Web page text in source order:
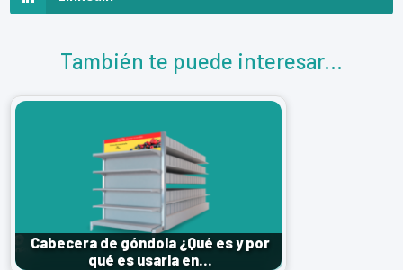
También te puede interesar...
Cabecera de góndola ¿Qué es y por
qué es usarla en…